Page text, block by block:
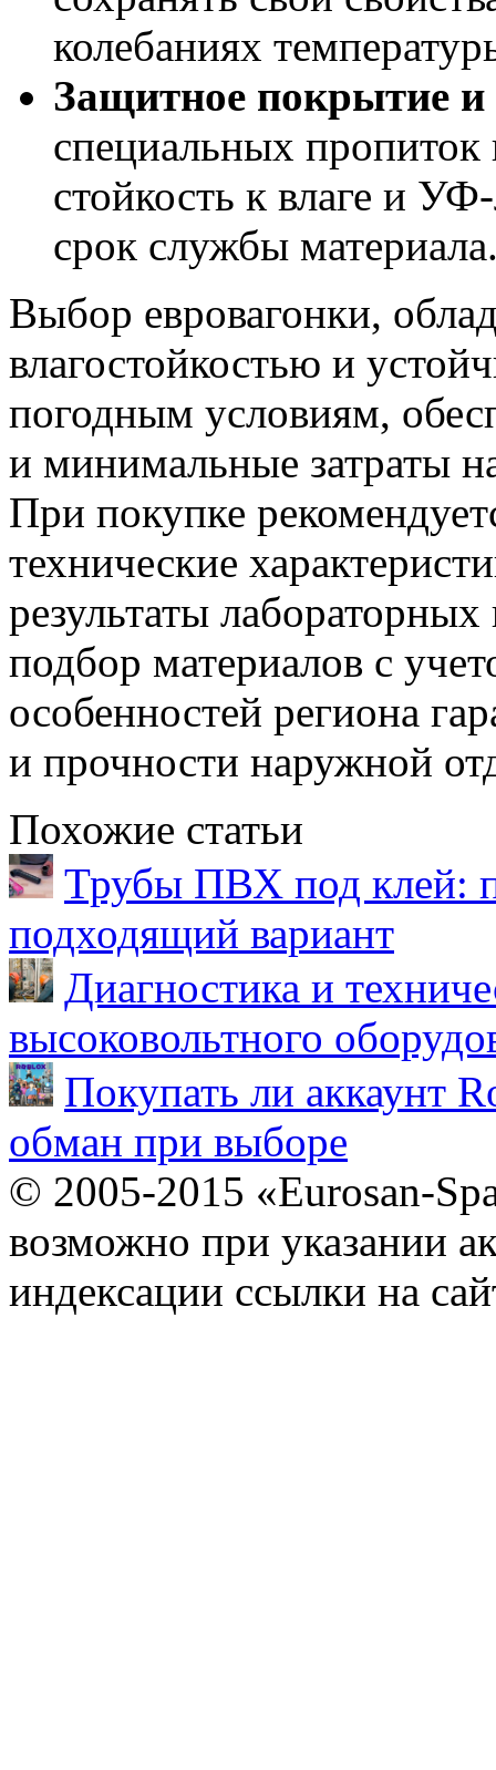
колебаниях
Защитное покрытие и
специальных
стойкость к влаге и
срок службы
Выбор евровагонки,
влагостойкостью и
погодным условиям,
и минимальные затраты
При покупке
технические
результаты
подбор материалов с
особенностей региона
и прочности наружной
Похожие статьи
Трубы ПВХ под клей:
подходящий вариант
Диагностика и
высоковольтного
Покупать ли аккаунт
обман при выборе
© 2005-2015 «Eurosan-
возможно при указании
индексации ссылки на